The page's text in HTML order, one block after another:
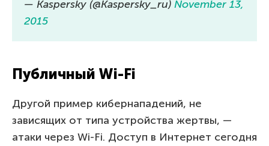
— Kaspersky (@Kaspersky_ru) November 13,
2015
Публичный Wi-Fi
Другой пример кибернападений, не
зависящих от типа устройства жертвы, —
атаки через Wi-Fi. Доступ в Интернет сегодня